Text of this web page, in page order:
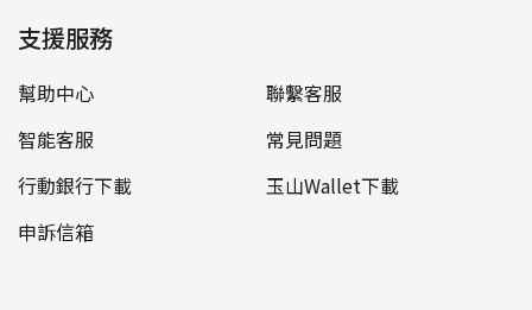
支援服務
幫助中心
聯繫客服
智能客服
常見問題
行動銀行下載
玉山Wallet下載
申訴信箱